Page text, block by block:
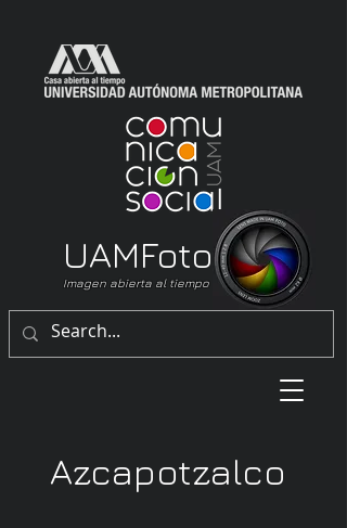
Imagen abierta al tiempo
UAMFoto
Azcapotzalco